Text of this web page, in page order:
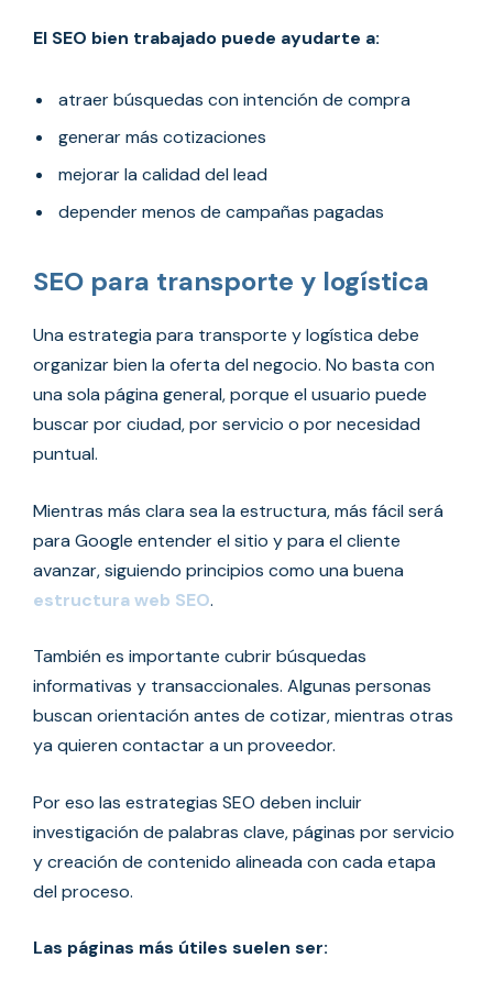
El SEO bien trabajado puede ayudarte a:
atraer búsquedas con intención de compra
generar más cotizaciones
mejorar la calidad del lead
depender menos de campañas pagadas
SEO para transporte y logística
Una estrategia para transporte y logística debe
organizar bien la oferta del negocio. No basta con
una sola página general, porque el usuario puede
buscar por ciudad, por servicio o por necesidad
puntual.
Mientras más clara sea la estructura, más fácil será
para Google entender el sitio y para el cliente
avanzar, siguiendo principios como una buena
estructura web SEO.
También es importante cubrir búsquedas
informativas y transaccionales. Algunas personas
buscan orientación antes de cotizar, mientras otras
ya quieren contactar a un proveedor.
Por eso las estrategias SEO deben incluir
investigación de palabras clave, páginas por servicio
y creación de contenido alineada con cada etapa
del proceso.
Las páginas más útiles suelen ser: